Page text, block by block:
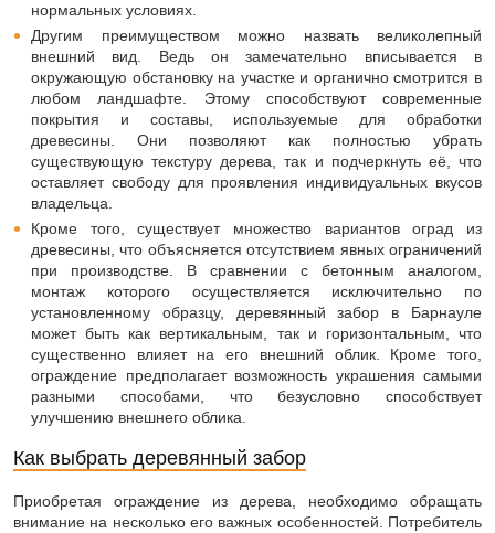
нормальных условиях.
Другим преимуществом можно назвать великолепный
внешний вид. Ведь он замечательно вписывается в
окружающую обстановку на участке и органично смотрится в
любом ландшафте. Этому способствуют современные
покрытия и составы, используемые для обработки
древесины. Они позволяют как полностью убрать
существующую текстуру дерева, так и подчеркнуть её, что
оставляет свободу для проявления индивидуальных вкусов
владельца.
Кроме того, существует множество вариантов оград из
древесины, что объясняется отсутствием явных ограничений
при производстве. В сравнении с бетонным аналогом,
монтаж которого осуществляется исключительно по
установленному образцу, деревянный забор в Барнауле
может быть как вертикальным, так и горизонтальным, что
существенно влияет на его внешний облик. Кроме того,
ограждение предполагает возможность украшения самыми
разными способами, что безусловно способствует
улучшению внешнего облика.
Как выбрать деревянный забор
Приобретая ограждение из дерева, необходимо обращать
внимание на несколько его важных особенностей. Потребитель